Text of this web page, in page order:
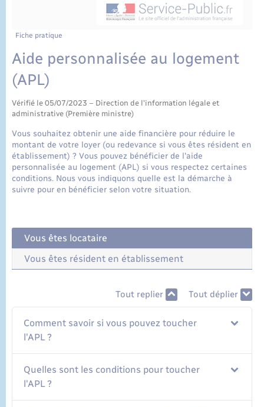
Fiche pratique
Aide personnalisée au logement
(APL)
Vérifié le 05/07/2023 – Direction de l'information légale et
administrative (Première ministre)
Vous souhaitez obtenir une aide financière pour réduire le
montant de votre loyer (ou redevance si vous êtes résident en
établissement) ? Vous pouvez bénéficier de l'aide
personnalisée au logement (APL) si vous respectez certaines
conditions. Nous vous indiquons quelle est la démarche à
suivre pour en bénéficier selon votre situation.
Vous êtes locataire
Vous êtes résident en établissement
Tout replier Tout déplier
Comment savoir si vous pouvez toucher
l'APL ?
Quelles sont les conditions pour toucher
l'APL ?